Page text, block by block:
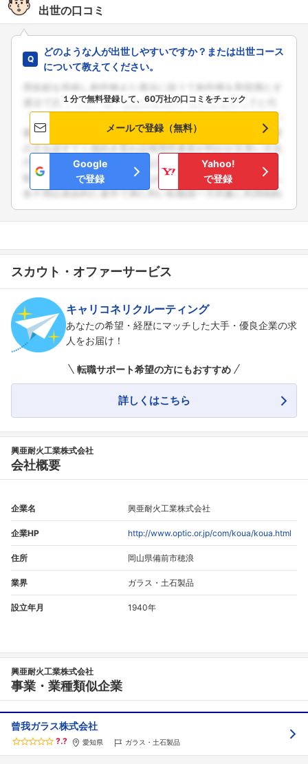
フォローしました
こちらの企業もフォローしませんか？
出世の口コミ
どのような人が出世しやすいですか？または出世コース
について教えてください。
１分で無料登録して、60万社の口コミをチェック
メールで登録（無料）
Google
で登録
Yahoo!
で登録
スカウト・オファーサービス
キャリコネリクルーティング
あなたの希望・経歴にマッチした大手・優良企業の求
人をお届け！
転職サポート希望の方にもおすすめ
詳しくはこちら
興亜耐火工業株式会社
会社概要
企業名 興亜耐火工業株式会社
企業HP http://www.optic.or.jp/com/koua/koua.html
住所 岡山県備前市穂浪
業界 ガラス・土石製品
設立年月 1940年
興亜耐火工業株式会社
事業・業種類似企業
曾我ガラス株式会社
?.? 愛知県 ガラス・土石製品